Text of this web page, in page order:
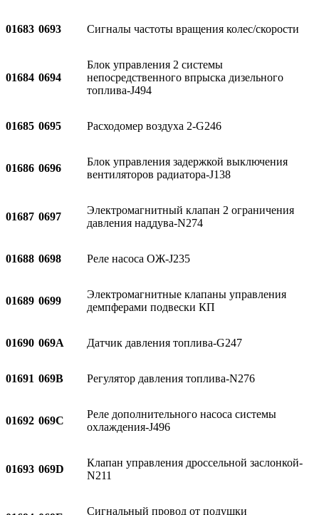
01683 0693 Сигналы частоты вращения колес/скорости
01684 0694
Блок управления 2 системы
непосредственного впрыска дизельного
топлива-J494
01685 0695 Расходомер воздуха 2-G246
01686 0696
Блок управления задержкой выключения
вентиляторов радиатора-J138
01687 0697
Электромагнитный клапан 2 ограничения
давления наддува-N274
01688 0698 Реле насоса ОЖ-J235
01689 0699
Электромагнитные клапаны управления
демпферами подвески КП
01690 069A Датчик давления топлива-G247
01691 069B Регулятор давления топлива-N276
01692 069C
Реле дополнительного насоса системы
охлаждения-J496
01693 069D
Клапан управления дроссельной заслонкой-
N211
Сигнальный провод от подушки